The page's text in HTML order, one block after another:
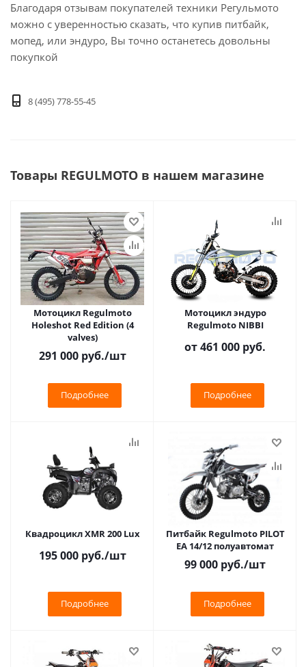
Благодаря отзывам покупателей техники Регульмото
можно с уверенностью сказать, что купив питбайк,
мопед, или эндуро, Вы точно останетесь довольны
покупкой
8 (495) 778-55-45
Товары REGULMOTO в нашем магазине
Мотоцикл Regulmoto
Holeshot Red Edition (4
valves)
291 000руб./шт
Подробнее
Мотоцикл эндуро
Regulmoto NIBBI
от461 000 руб.
Подробнее
Квадроцикл XMR 200 Lux
195 000руб./шт
Подробнее
Питбайк Regulmoto PILOT
EA 14/12 полуавтомат
99 000 руб./шт
Подробнее